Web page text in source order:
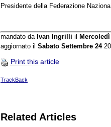
Presidente della Federazione
mandato da Ivan Ingrilli il
aggiornato il Sabato Settembre 24
Print this article
TrackBack
Related Articles